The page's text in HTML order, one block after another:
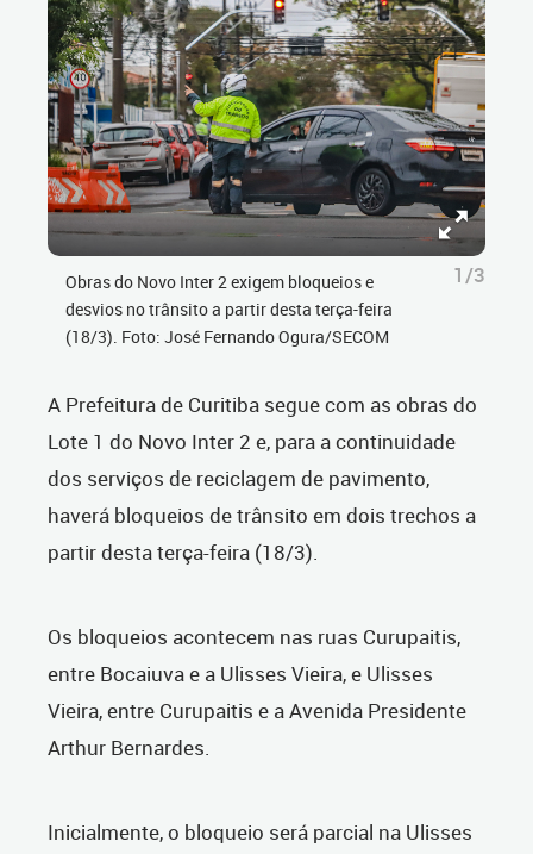
Obras do Novo Inter 2 exigem bloqueios e
desvios no trânsito a partir desta terça-feira
(18/3). Foto: José Fernando Ogura/SECOM
1/3
A Prefeitura de Curitiba segue com as obras do
Lote 1 do Novo Inter 2 e, para a continuidade
dos serviços de reciclagem de pavimento,
haverá bloqueios de trânsito em dois trechos a
partir desta terça-feira (18/3).
Os bloqueios acontecem nas ruas Curupaitis,
entre Bocaiuva e a Ulisses Vieira, e Ulisses
Vieira, entre Curupaitis e a Avenida Presidente
Arthur Bernardes.
Inicialmente, o bloqueio será parcial na Ulisses